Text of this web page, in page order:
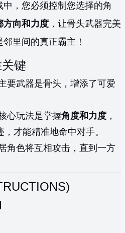
，您必须控制您选择的角
方向和力度 ，让骨头武器完美
里间的真正霸主！
键
要武器是骨头，增添了可爱
心玩法是掌握角度和力度 ，
才能精准地命中对手。
角色将互相攻击，直到一方